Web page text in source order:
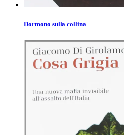
Dormono sulla collina